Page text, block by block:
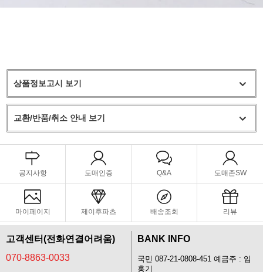
상품정보고시 보기
교환/반품/취소 안내 보기
공지사항 도매인증 Q&A 도매존SW
마이페이지 제이후파츠 배송조회 리뷰
고객센터(전화연결어려움)
070-8863-0033
BANK INFO
국민 087-21-0808-451 예금주 : 임
홍기